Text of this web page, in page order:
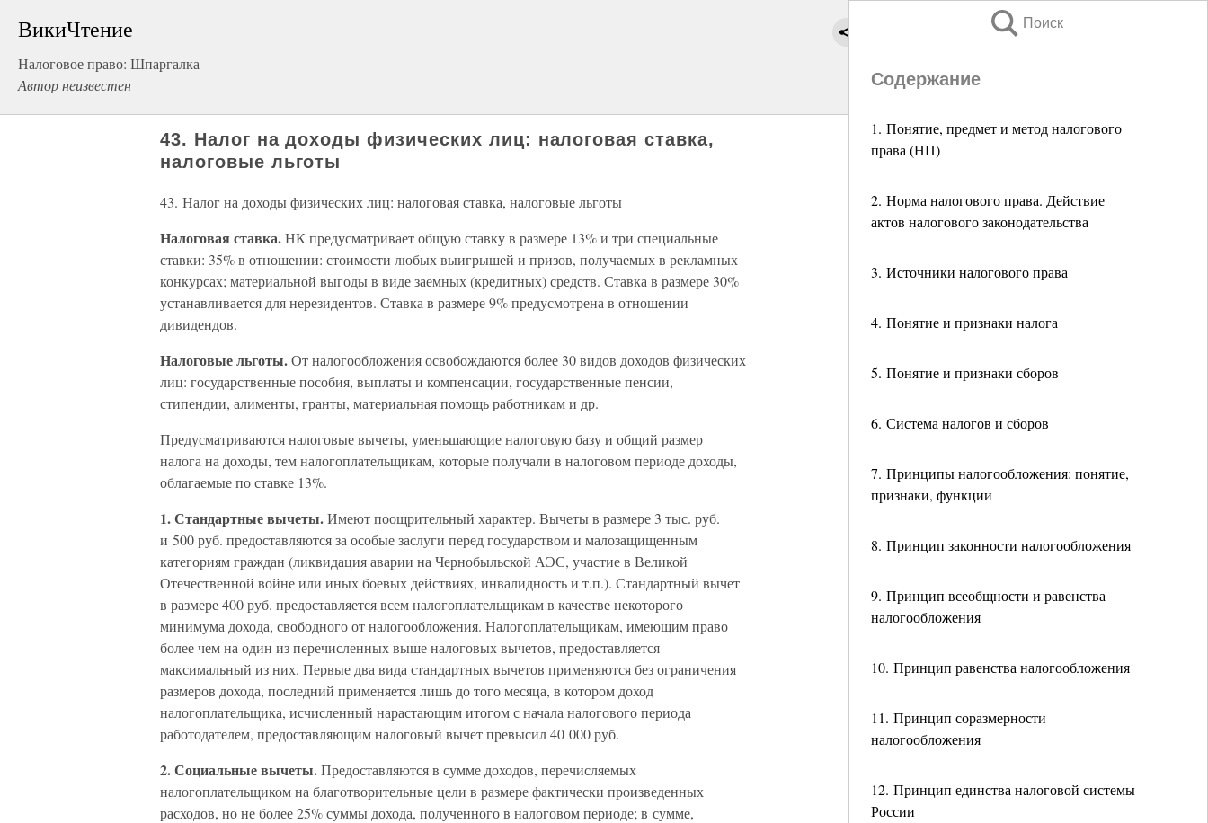
ВикиЧтение
Налоговое право: Шпаргалка
Автор неизвестен
Поиск
Содержание
1. Понятие, предмет и метод налогового
права (НП)
2. Норма налогового права. Действие
актов налогового законодательства
3. Источники налогового права
4. Понятие и признаки налога
5. Понятие и признаки сборов
6. Система налогов и сборов
7. Принципы налогообложения: понятие,
признаки, функции
8. Принцип законности налогообложения
9. Принцип всеобщности и равенства
налогообложения
10. Принцип равенства налогообложения
11. Принцип соразмерности
налогообложения
12. Принцип единства налоговой системы
России
43. Налог на доходы физических лиц: налоговая ставка,
налоговые льготы
43. Налог на доходы физических лиц: налоговая ставка, налоговые льготы
Налоговая ставка.НК предусматривает общую ставку в размере 13% и три специальные
ставки: 35% в отношении: стоимости любых выигрышей и призов, получаемых в рекламных
конкурсах; материальной выгоды в виде заемных (кредитных) средств. Ставка в размере 30%
устанавливается для нерезидентов. Ставка в размере 9% предусмотрена в отношении
дивидендов.
Налоговые льготы.От налогообложения освобождаются более 30 видов доходов физических
лиц: государственные пособия, выплаты и компенсации, государственные пенсии,
стипендии, алименты, гранты, материальная помощь работникам и др.
Предусматриваются налоговые вычеты, уменьшающие налоговую базу и общий размер
налога на доходы, тем налогоплательщикам, которые получали в налоговом периоде доходы,
облагаемые по ставке 13%.
1. Стандартные вычеты.Имеют поощрительный характер. Вычеты в размере 3 тыс. руб.
и 500 руб. предоставляются за особые заслуги перед государством и малозащищенным
категориям граждан (ликвидация аварии на Чернобыльской АЭС, участие в Великой
Отечественной войне или иных боевых действиях, инвалидность и т.п.). Стандартный вычет
в размере 400 руб. предоставляется всем налогоплательщикам в качестве некоторого
минимума дохода, свободного от налогообложения. Налогоплательщикам, имеющим право
более чем на один из перечисленных выше налоговых вычетов, предоставляется
максимальный из них. Первые два вида стандартных вычетов применяются без ограничения
размеров дохода, последний применяется лишь до того месяца, в котором доход
налогоплательщика, исчисленный нарастающим итогом с начала налогового периода
работодателем, предоставляющим налоговый вычет превысил 40 000 руб.
2. Социальные вычеты.Предоставляются в сумме доходов, перечисляемых
налогоплательщиком на благотворительные цели в размере фактически произведенных
расходов, но не более 25% суммы дохода, полученного в налоговом периоде; в сумме,